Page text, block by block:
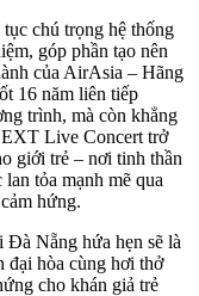
chú trọng hệ thống
góp phần tạo nên
của AirAsia – Hãng
16 năm liên tiếp
trình, mà còn khẳng
Live Concert trở
giới trẻ – nơi tinh thần
tỏa mạnh mẽ qua
hứng.
Nẵng hứa hẹn sẽ là
đại hòa cùng hơi thở
cho khán giả trẻ